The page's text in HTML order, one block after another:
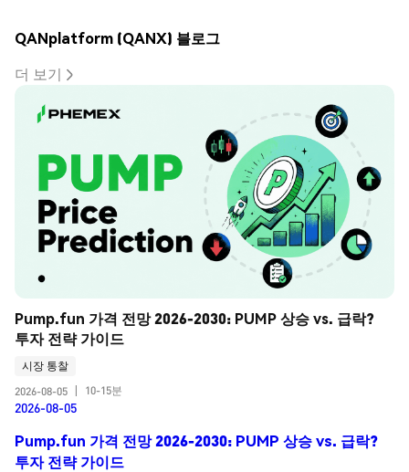
QANplatform (QANX) 블로그
더 보기
Pump.fun 가격 전망 2026-2030: PUMP 상승 vs. 급락?
투자 전략 가이드
시장 통찰
2026-08-05
10-15분
2026-08-05
Pump.fun 가격 전망 2026-2030: PUMP 상승 vs. 급락?
투자 전략 가이드